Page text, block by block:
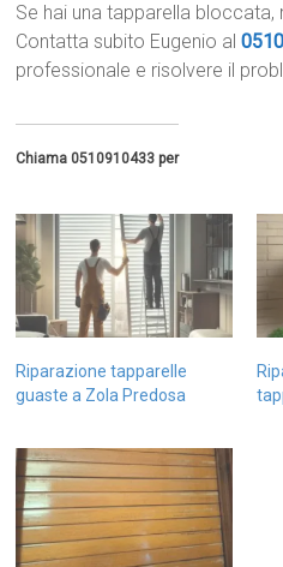
Se hai una tapparella
Contatta subito Eugenio al
professionale e risolvere il
Chiama 0510910433 per
Riparazione tapparelle
guaste a Zola Predosa